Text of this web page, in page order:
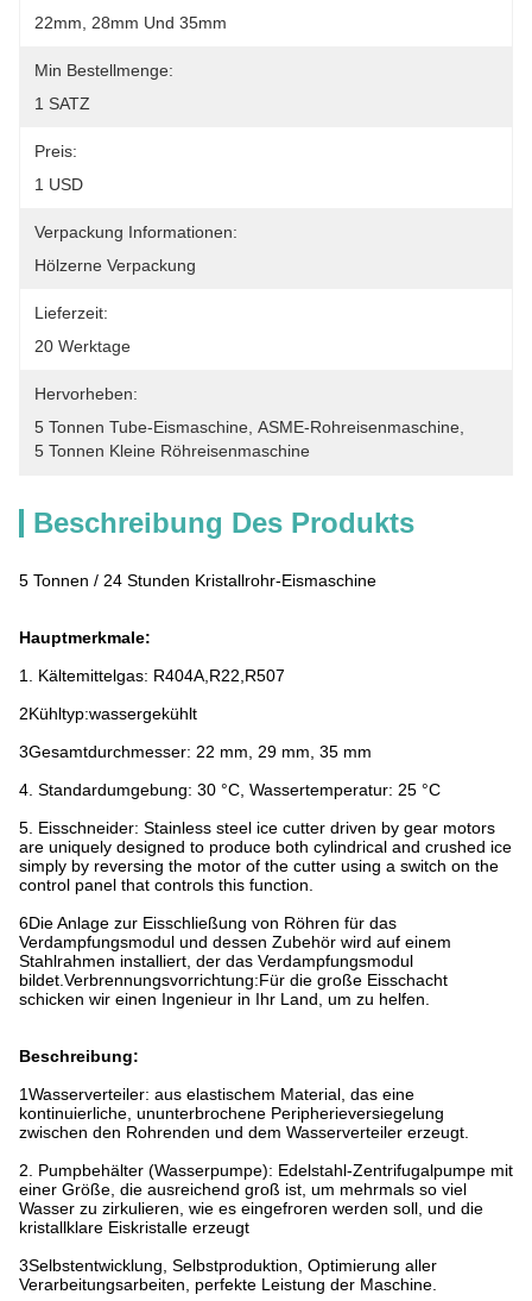
22mm, 28mm Und 35mm
Min Bestellmenge:
1 SATZ
Preis:
1 USD
Verpackung Informationen:
Hölzerne Verpackung
Lieferzeit:
20 Werktage
Hervorheben:
5 Tonnen Tube-Eismaschine ASME-Rohreisenmaschine
5 Tonnen Kleine Röhreisenmaschine
Beschreibung Des Produkts
5 Tonnen / 24 Stunden Kristallrohr-Eismaschine
Hauptmerkmale:
1. Kältemittelgas: R404A,R22,R507
2Kühltyp:wassergekühlt
3Gesamtdurchmesser: 22 mm, 29 mm, 35 mm
4. Standardumgebung: 30 °C, Wassertemperatur: 25 °C
5. Eisschneider: Stainless steel ice cutter driven by gear motors
are uniquely designed to produce both cylindrical and crushed ice
simply by reversing the motor of the cutter using a switch on the
control panel that controls this function.
6Die Anlage zur Eisschließung von Röhren für das
Verdampfungsmodul und dessen Zubehör wird auf einem
Stahlrahmen installiert, der das Verdampfungsmodul
bildet.Verbrennungsvorrichtung:Für die große Eisschacht
schicken wir einen Ingenieur in Ihr Land, um zu helfen.
Beschreibung:
1Wasserverteiler: aus elastischem Material, das eine
kontinuierliche, ununterbrochene Peripherieversiegelung
zwischen den Rohrenden und dem Wasserverteiler erzeugt.
2. Pumpbehälter (Wasserpumpe): Edelstahl-Zentrifugalpumpe mit
einer Größe, die ausreichend groß ist, um mehrmals so viel
Wasser zu zirkulieren, wie es eingefroren werden soll, und die
kristallklare Eiskristalle erzeugt
3Selbstentwicklung, Selbstproduktion, Optimierung aller
Verarbeitungsarbeiten, perfekte Leistung der Maschine.